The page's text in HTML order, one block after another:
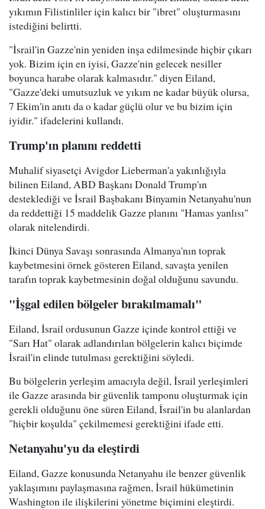
yıkımın Filistinliler için kalıcı bir "ibret" oluşturmasını
istediğini belirtti.
"İsrail'in Gazze'nin yeniden inşa edilmesinde hiçbir çıkarı
yok. Bizim için en iyisi, Gazze'nin gelecek nesiller
boyunca harabe olarak kalmasıdır." diyen Eiland,
"Gazze'deki umutsuzluk ve yıkım ne kadar büyük olursa,
7 Ekim'in anıtı da o kadar güçlü olur ve bu bizim için
iyidir." ifadelerini kullandı.
Trump'ın planını reddetti
Muhalif siyasetçi Avigdor Lieberman'a yakınlığıyla
bilinen Eiland, ABD Başkanı Donald Trump'ın
desteklediği ve İsrail Başbakanı Binyamin Netanyahu'nun
da reddettiği 15 maddelik Gazze planını "Hamas yanlısı"
olarak nitelendirdi.
İkinci Dünya Savaşı sonrasında Almanya'nın toprak
kaybetmesini örnek gösteren Eiland, savaşta yenilen
tarafın toprak kaybetmesinin doğal olduğunu savundu.
"İşgal edilen bölgeler bırakılmamalı"
Eiland, İsrail ordusunun Gazze içinde kontrol ettiği ve
"Sarı Hat" olarak adlandırılan bölgelerin kalıcı biçimde
İsrail'in elinde tutulması gerektiğini söyledi.
Bu bölgelerin yerleşim amacıyla değil, İsrail yerleşimleri
ile Gazze arasında bir güvenlik tamponu oluşturmak için
gerekli olduğunu öne süren Eiland, İsrail'in bu alanlardan
"hiçbir koşulda" çekilmemesi gerektiğini ifade etti.
Netanyahu'yu da eleştirdi
Eiland, Gazze konusunda Netanyahu ile benzer güvenlik
yaklaşımını paylaşmasına rağmen, İsrail hükümetinin
Washington ile ilişkilerini yönetme biçimini eleştirdi.